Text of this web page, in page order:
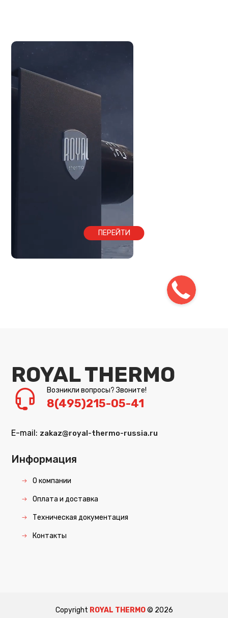
ПЕРЕЙТИ
ROYAL THERMO
Возникли вопросы? Звоните!
8(495)215-05-41
E-mail: zakaz@royal-thermo-russia.ru
Информация
О компании
Оплата и доставка
Техническая документация
Контакты
Copyright ROYAL THERMO© 2026